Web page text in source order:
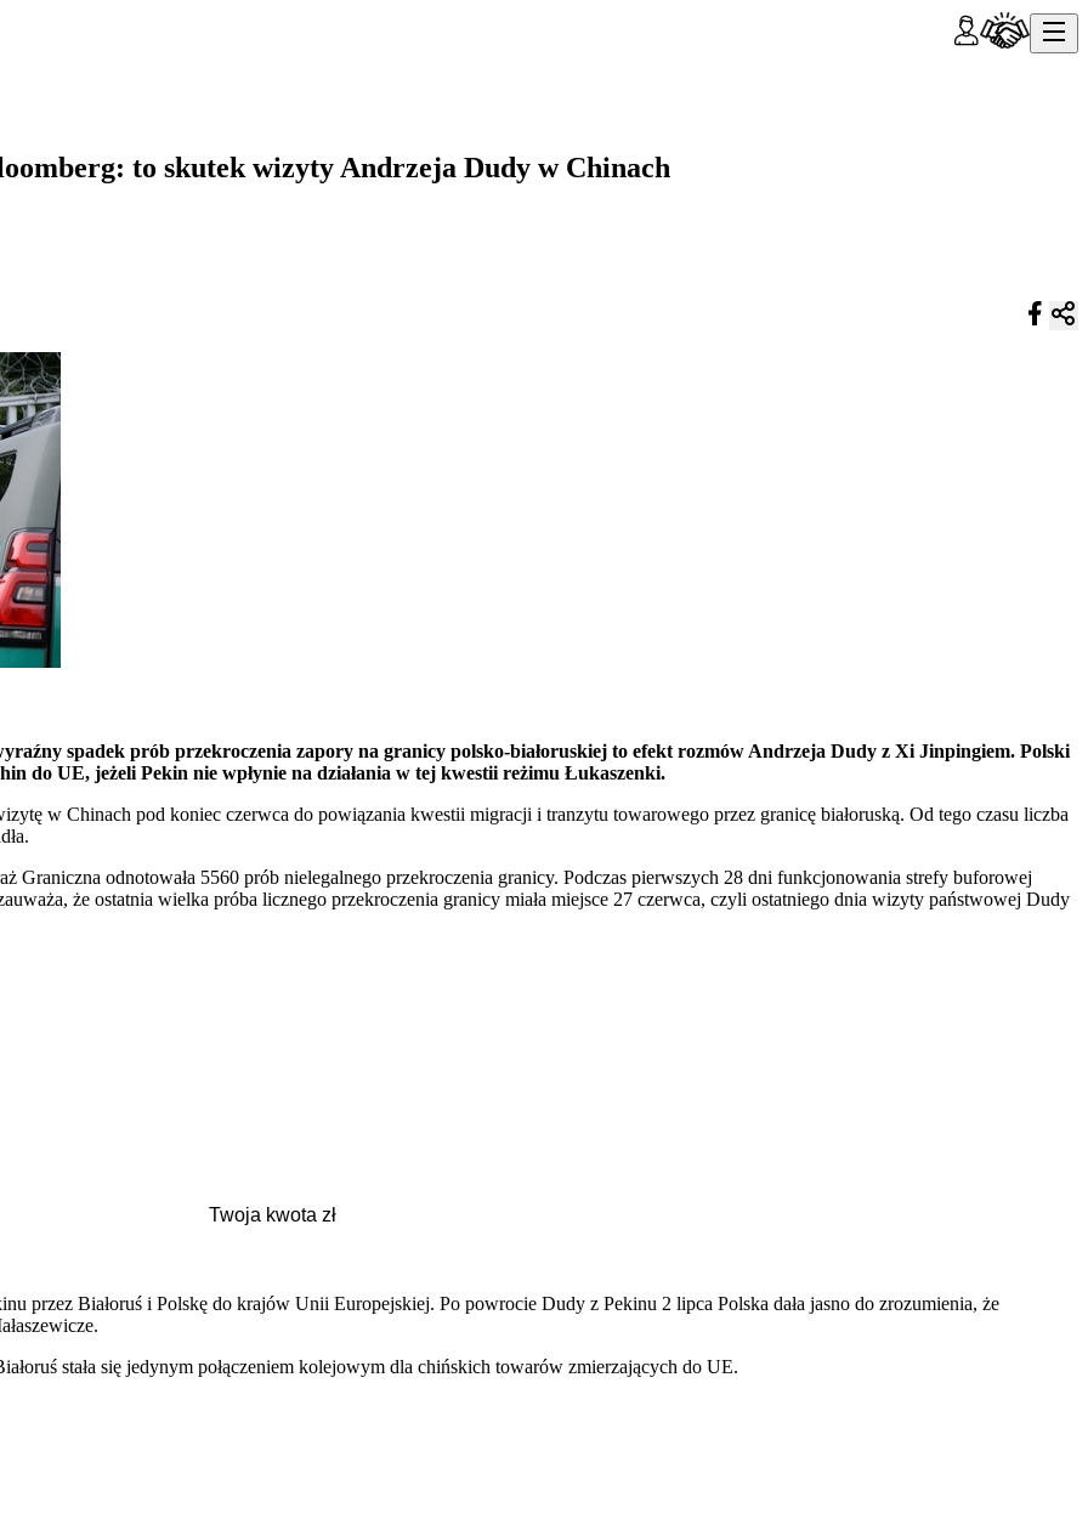
to skutek wizyty Andrzeja Dudy w Chinach
spadek prób przekroczenia zapory na granicy polsko-białoruskiej to efekt rozmów Andrzeja Dudy z Xi Jinpingiem. Polski
do UE, jeżeli Pekin nie wpłynie na działania w tej kwestii reżimu Łukaszenki.
w Chinach pod koniec czerwca do powiązania kwestii migracji i tranzytu towarowego przez granicę białoruską. Od tego czasu liczba
Graniczna odnotowała 5560 prób nielegalnego przekroczenia granicy. Podczas pierwszych 28 dni funkcjonowania strefy buforowej
że ostatnia wielka próba licznego przekroczenia granicy miała miejsce 27 czerwca, czyli ostatniego dnia wizyty państwowej Dudy
przez Białoruś i Polskę do krajów Unii Europejskiej. Po powrocie Dudy z Pekinu 2 lipca Polska dała jasno do zrozumienia, że ​​
ś stała się jedynym połączeniem kolejowym dla chińskich towarów zmierzających do UE.